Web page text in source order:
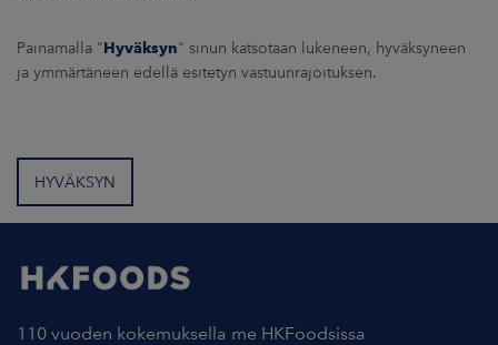
Painamalla "Hyväksyn" sinun katsotaan lukeneen, hyväksyneen
ja ymmärtäneen edellä esitetyn vastuunrajoituksen.
HYVÄKSYN
110 vuoden kokemuksella me HKFoodsissa